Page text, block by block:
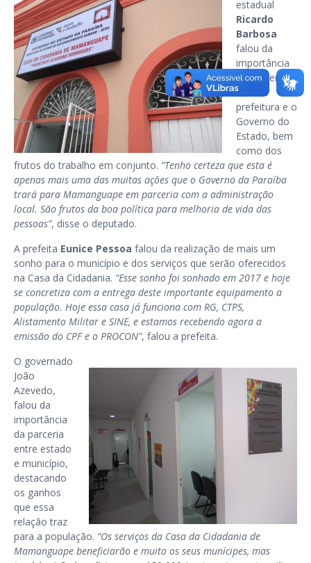
estadual
Ricardo
Barbosa
falou da
importância
da parceria
entre a
prefeitura e o
Governo do
Estado, bem
como dos
frutos do trabalho em conjunto. “Tenho certeza que esta é
apenas mais uma das muitas ações que o Governo da Paraíba
trará para Mamanguape em parceria com a administração
local. São frutos da boa política para melhoria de vida das
pessoas”, disse o deputado.
A prefeita Eunice Pessoa falou da realização de mais um
sonho para o município e dos serviços que serão oferecidos
na Casa da Cidadania. “Esse sonho foi sonhado em 2017 e hoje
se concretiza com a entrega deste importante equipamento a
população. Hoje essa casa já funciona com RG, CTPS,
Alistamento Militar e SINE, e estamos recebendo agora a
emissão do CPF e o PROCON”, falou a prefeita.
O governado
João
Azevedo,
falou da
importância
da parceria
entre estado
e município,
destacando
os ganhos
que essa
relação traz
para a população. “Os serviços da Casa da Cidadania de
Mamanguape beneficiarão e muito os seus munícipes, mas